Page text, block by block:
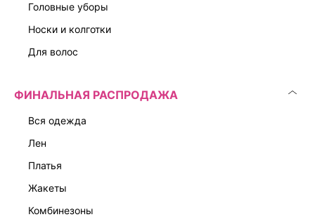
головные уборы
носки и колготки
для волос
ФИНАЛЬНАЯ РАСПРОДАЖА
вся одежда
лен
платья
жакеты
комбинезоны